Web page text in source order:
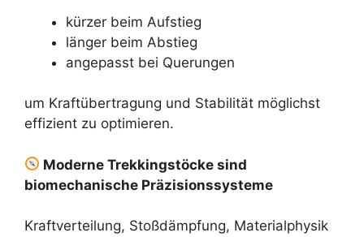
kürzer beim Aufstieg
länger beim Abstieg
angepasst bei Querungen
um Kraftübertragung und Stabilität möglichst
effizient zu optimieren.
Moderne Trekkingstöcke sind
biomechanische Präzisionssysteme
Kraftverteilung, Stoßdämpfung, Materialphysik